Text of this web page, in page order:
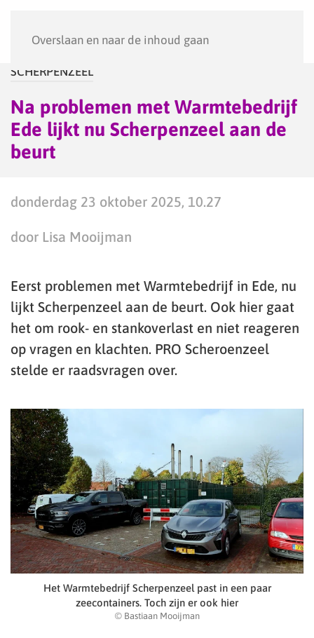
Overslaan en naar de inhoud gaan
SCHERPENZEEL
Na problemen met Warmtebedrijf
Ede lijkt nu Scherpenzeel aan de
beurt
donderdag 23 oktober 2025, 10.27
door Lisa Mooijman
Eerst problemen met Warmtebedrijf in Ede, nu
lijkt Scherpenzeel aan de beurt. Ook hier gaat
het om rook- en stankoverlast en niet reageren
op vragen en klachten. PRO Scheroenzeel
stelde er raadsvragen over.
Het Warmtebedrijf Scherpenzeel past in een paar
zeecontainers. Toch zijn er ook hier
© Bastiaan Mooijman